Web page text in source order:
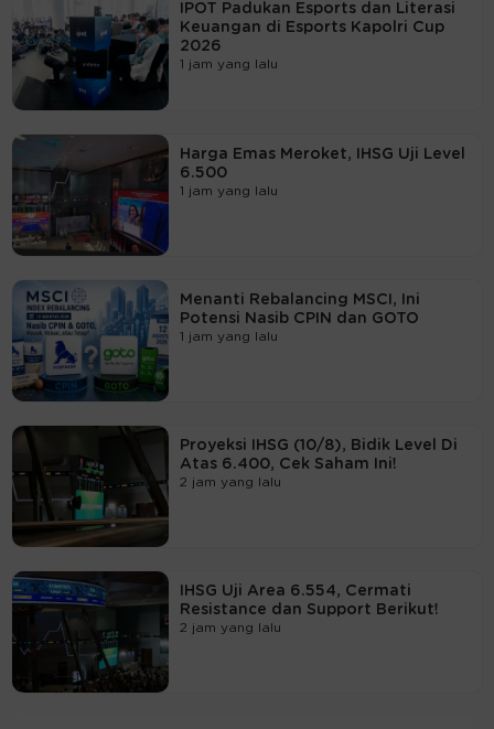
IPOT Padukan Esports dan Literasi
Keuangan di Esports Kapolri Cup
2026
1 jam yang lalu
Harga Emas Meroket, IHSG Uji Level
6.500
1 jam yang lalu
Menanti Rebalancing MSCI, Ini
Potensi Nasib CPIN dan GOTO
1 jam yang lalu
Proyeksi IHSG (10/8), Bidik Level Di
Atas 6.400, Cek Saham Ini!
2 jam yang lalu
IHSG Uji Area 6.554, Cermati
Resistance dan Support Berikut!
2 jam yang lalu